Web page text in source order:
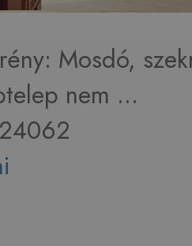
Mosdó,
nem ...